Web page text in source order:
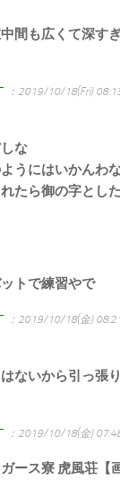
間も広くて深す
：2019/10/18(Fri)
な
うにはいかんわ
たら御の字とし
トで練習やで
：2019/10/18(金)
ないから引っ張
：2019/10/18(金)
ース寮 虎風荘【